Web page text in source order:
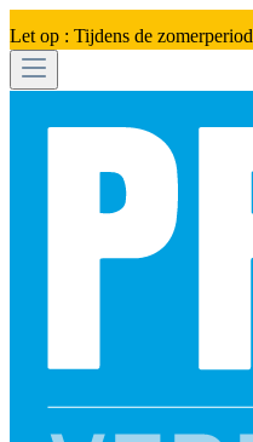
Let op : Tijdens de